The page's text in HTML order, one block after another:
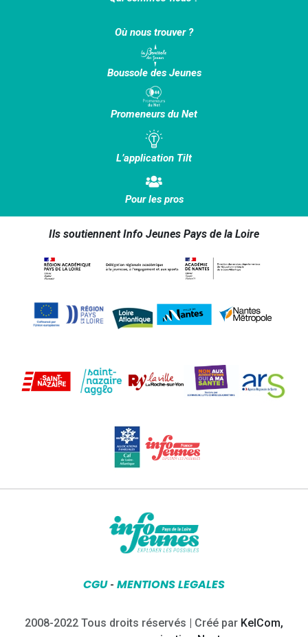
Où nous trouver ?
Boussole des Jeunes
Promeneurs du Net
L’application Tilt
Pour les pros
Ils soutiennent Info Jeunes Pays de la Loire
CGU- MENTIONS LEGALES
2008-2022 Tous droits réservés | Créé par KelCom,